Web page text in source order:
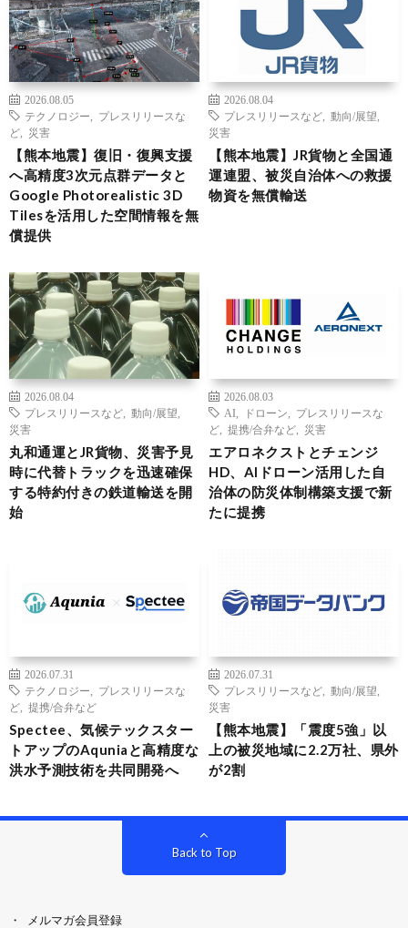
2026.08.05
テクノロジー
プレスリリースな
ど
災害
【熊本地震】復旧・復興支援
へ高精度3次元点群データと
Google Photorealistic 3D
Tilesを活用した空間情報を無
償提供
2026.08.04
プレスリリースなど
動向/展望
災害
【熊本地震】JR貨物と全国通
運連盟、被災自治体への救援
物資を無償輸送
2026.08.04
プレスリリースなど
動向/展望
災害
丸和通運とJR貨物、災害予見
時に代替トラックを迅速確保
する特約付きの鉄道輸送を開
始
2026.08.03
AI
ドローン
プレスリリースな
ど
提携/合弁など 災害
エアロネクストとチェンジ
HD、AIドローン活用した自
治体の防災体制構築支援で新
たに提携
2026.07.31
テクノロジー
プレスリリースな
ど
提携/合弁など
Spectee、気候テックスター
トアップのAquniaと高精度な
洪水予測技術を共同開発へ
2026.07.31
プレスリリースなど
動向/展望
災害
【熊本地震】「震度5強」以
上の被災地域に2.2万社、県外
が2割
Back to Top
メルマガ会員登録